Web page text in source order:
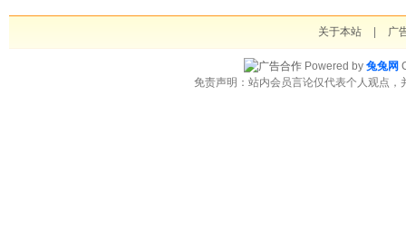
关于本站 广
Powered by 兔兔网
免责声明：站内会员言论仅代表个人观点